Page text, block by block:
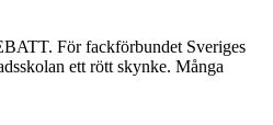
För fackförbundet Sveriges
ett rött skynke. Många